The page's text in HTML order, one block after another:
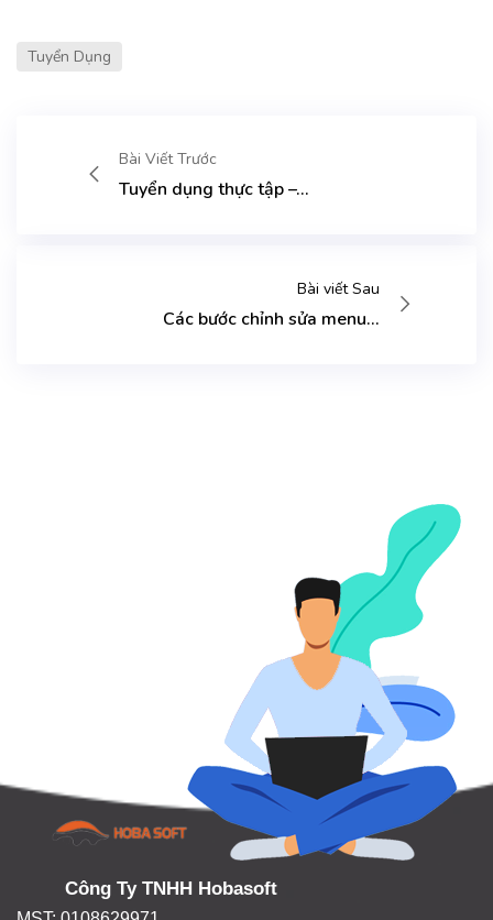
Tuyển Dụng
Bài Viết Trước
Tuyển dụng thực tập –...
Bài viết Sau
Các bước chỉnh sửa menu...
Công Ty TNHH Hobasoft